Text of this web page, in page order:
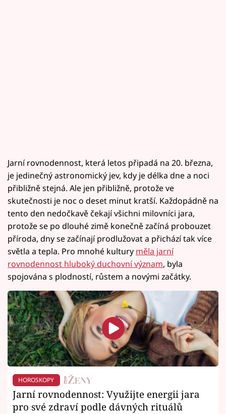
Jarní rovnodennost, která letos připadá na 20. března,
je jedinečný astronomický jev, kdy je délka dne a noci
přibližně stejná. Ale jen přibližně, protože ve
skutečnosti je noc o deset minut kratší. Každopádně na
tento den nedočkavě čekají všichni milovníci jara,
protože se po dlouhé zimě konečně začíná probouzet
příroda, dny se začínají prodlužovat a přichází tak více
světla a tepla. Pro mnohé kultury měla jarní
rovnodennost hluboký duchovní význam, byla
spojována s plodností, růstem a novými začátky.
HOROSKOPY
Jarní rovnodennost: Využijte energii jara
pro své zdraví podle dávných rituálů